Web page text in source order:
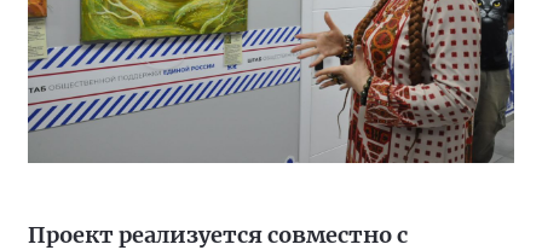
Проект реализуется совместно с